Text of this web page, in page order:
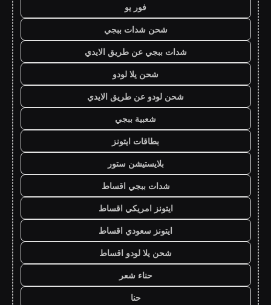
فور يو
شحن شدات ببجي
شدات ببجي عن طريق الايدي
شحن يلا لودو
شحن لودو عن طريق الايدي
شعبية ببجي
بطاقات ايتونز
بلايستيشن ستور
شدات ببجي اقساط
ايتونز امريكي اقساط
ايتونز سعودي اقساط
شحن يلا لودو اقساط
حناء شعر
حنا